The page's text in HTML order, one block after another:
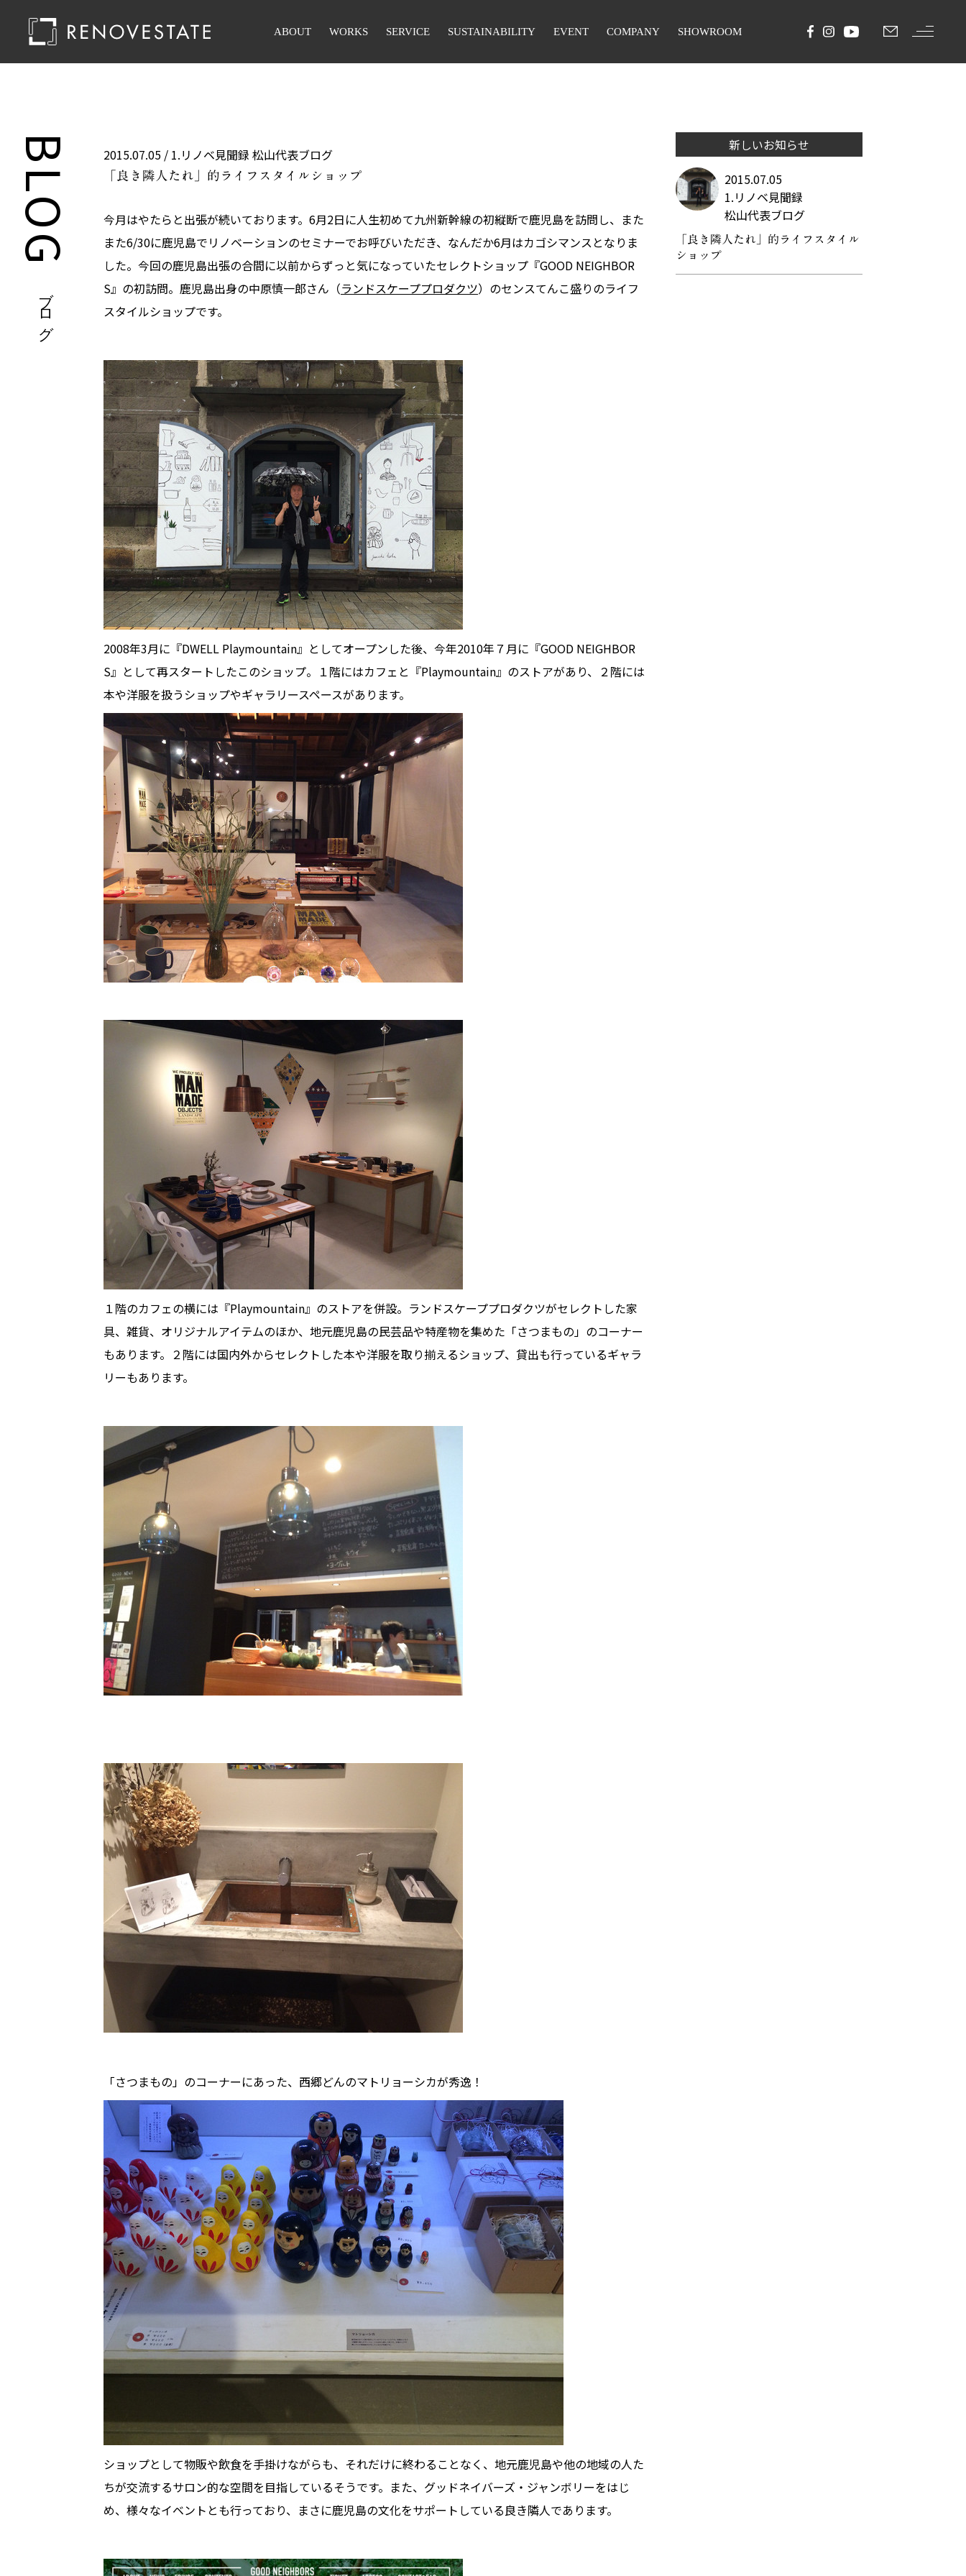
ABOUT WORKS SERVICE SUSTAINABILITY EVENT COMPANY SHOWROOM
BLOG
ブログ
2015.07.05 / 1.リノベ見聞録 松山代表ブログ
「良き隣人たれ」的ライフスタイルショップ
今月はやたらと出張が続いております。6月2日に人生初めて九州新幹線の初縦断で鹿児島を訪問し、また
また6/30に鹿児島でリノベーションのセミナーでお呼びいただき、なんだか6月はカゴシマンスとなりま
した。今回の鹿児島出張の合間に以前からずっと気になっていたセレクトショップ『GOOD NEIGHBOR
S』の初訪問。鹿児島出身の中原慎一郎さん（ランドスケーププロダクツ）のセンスてんこ盛りのライフ
スタイルショップです。
2008年3月に『DWELL Playmountain』としてオープンした後、今年2010年７月に『GOOD NEIGHBOR
S』として再スタートしたこのショップ。１階にはカフェと『Playmountain』のストアがあり、２階には
本や洋服を扱うショップやギャラリースペースがあります。
１階のカフェの横には『Playmountain』のストアを併設。ランドスケーププロダクツがセレクトした家
具、雑貨、オリジナルアイテムのほか、地元鹿児島の民芸品や特産物を集めた「さつまもの」のコーナー
もあります。２階には国内外からセレクトした本や洋服を取り揃えるショップ、貸出も行っているギャラ
リーもあります。
「さつまもの」のコーナーにあった、西郷どんのマトリョーシカが秀逸！
ショップとして物販や飲食を手掛けながらも、それだけに終わることなく、地元鹿児島や他の地域の人た
ちが交流するサロン的な空間を目指しているそうです。また、グッドネイバーズ・ジャンボリーをはじ
め、様々なイベントとも行っており、まさに鹿児島の文化をサポートしている良き隣人であります。
新しいお知らせ
2015.07.05
1.リノベ見聞録
松山代表ブログ
「良き隣人たれ」的ライフスタイル
ショップ